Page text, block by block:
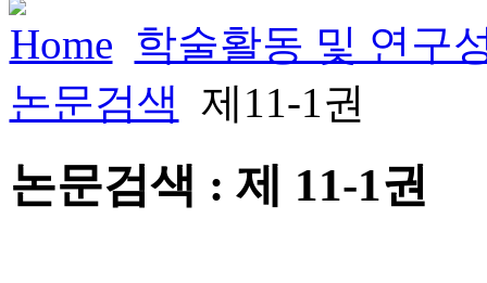
Home 학술활동 및 연구
논문검색 제11-1권
논문검색 : 제 11-1권